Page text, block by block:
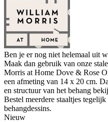
Ben je er nog niet helemaal uit
Maak dan gebruik van onze
Morris at Home Dove & Rose
een afmeting van 14 x 20 cm.
en structuur van het behang
Bestel meerdere staaltjes
behangdessins.
Nieuw